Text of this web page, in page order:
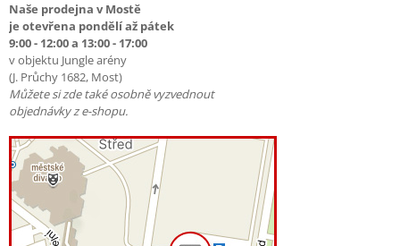
Naše prodejna v Mostě
je otevřena pondělí až pátek
9:00 - 12:00 a 13:00 - 17:00
v objektu Jungle arény
(J. Průchy 1682, Most)
Můžete si zde také osobně vyzvednout
objednávky z e-shopu.